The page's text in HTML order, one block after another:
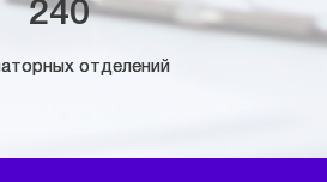
240
отделений